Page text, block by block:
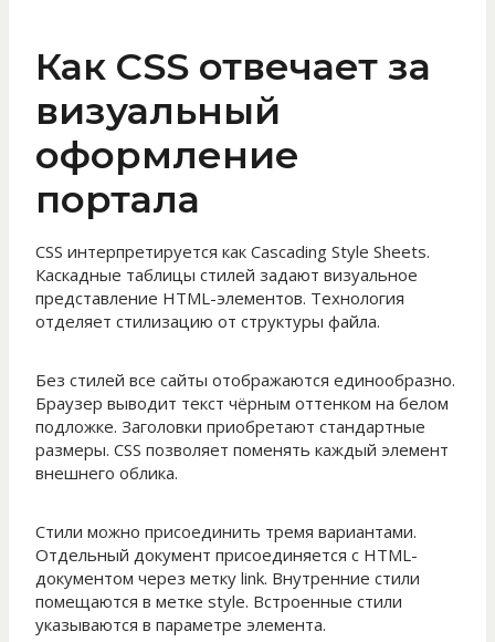
Как CSS отвечает за
визуальный
оформление
портала
CSS интерпретируется как Cascading Style Sheets.
Каскадные таблицы стилей задают визуальное
представление HTML-элементов. Технология
отделяет стилизацию от структуры файла.
Без стилей все сайты отображаются единообразно.
Браузер выводит текст чёрным оттенком на белом
подложке. Заголовки приобретают стандартные
размеры. CSS позволяет поменять каждый элемент
внешнего облика.
Стили можно присоединить тремя вариантами.
Отдельный документ присоединяется с HTML-
документом через метку link. Внутренние стили
помещаются в метке style. Встроенные стили
указываются в параметре элемента.